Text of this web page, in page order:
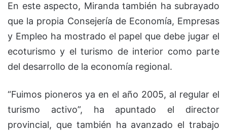
En este aspecto, Miranda también ha subrayado
que la propia Consejería de Economía, Empresas
y Empleo ha mostrado el papel que debe jugar el
ecoturismo y el turismo de interior como parte
del desarrollo de la economía regional.
“Fuimos pioneros ya en el año 2005, al regular el
turismo activo”, ha apuntado el director
provincial, que también ha avanzado el trabajo